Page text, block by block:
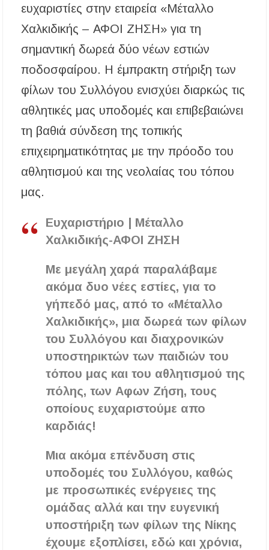
ΑΝ.ΕΤ.ΧΑ.: Παρατείνεται η προθεσμία
Χαλκιδική: Διάσωση 49χρονης Γερμανίδας σε
δύσβατο σημείο στη Συκιά
Έλεγχοι σε παραλίες της Χαλκιδικής:
Σφραγίστηκαν πέντε επιχειρήσεις στην
Κασσάνδρα
Χαλκιδική: Νεκρός 68χρονος λουόμενος στην
παραλία της Νέας Ποτίδαιας
Χαλκιδική: Πρωταθλήτρια στις καταγγελίες
Εγκρίθηκε η λειτουργία τμήματος της Σ.Α.Ε.Κ.
Η ΕΥΑΘ επεκτείνεται στη Χαλκιδική – Τι
αλλάζει με τον νέο νόμο για ύδρευση και
Χαλκιδική: Νεκρός 69χρονος λουόμενος στην
ευχαριστίες στην εταιρεία «Μέταλλο
Χαλκιδικής – ΑΦΟΙ ΖΗΣΗ» για τη
σημαντική δωρεά δύο νέων εστιών
ποδοσφαίρου. Η έμπρακτη στήριξη των
φίλων του Συλλόγου ενισχύει διαρκώς τις
αθλητικές μας υποδομές και επιβεβαιώνει
τη βαθιά σύνδεση της τοπικής
επιχειρηματικότητας με την πρόοδο του
αθλητισμού και της νεολαίας του τόπου
μας.
Ευχαριστήριο | Μέταλλο
Χαλκιδικής-ΑΦΟΙ ΖΗΣΗ
Με μεγάλη χαρά παραλάβαμε
ακόμα δυο νέες εστίες, για το
γήπεδό μας, από το «Μέταλλο
Χαλκιδικής», μια δωρεά των φίλων
του Συλλόγου και διαχρονικών
υποστηρικτών των παιδιών του
τόπου μας και του αθλητισμού της
πόλης, των Αφων Ζήση, τους
οποίους ευχαριστούμε απο
καρδιάς!
Μια ακόμα επένδυση στις
υποδομές του Συλλόγου, καθώς
με προσωπικές ενέργειες της
ομάδας αλλά και την ευγενική
υποστήριξη των φίλων της Νίκης
έχουμε εξοπλίσει, εδώ και χρόνια,